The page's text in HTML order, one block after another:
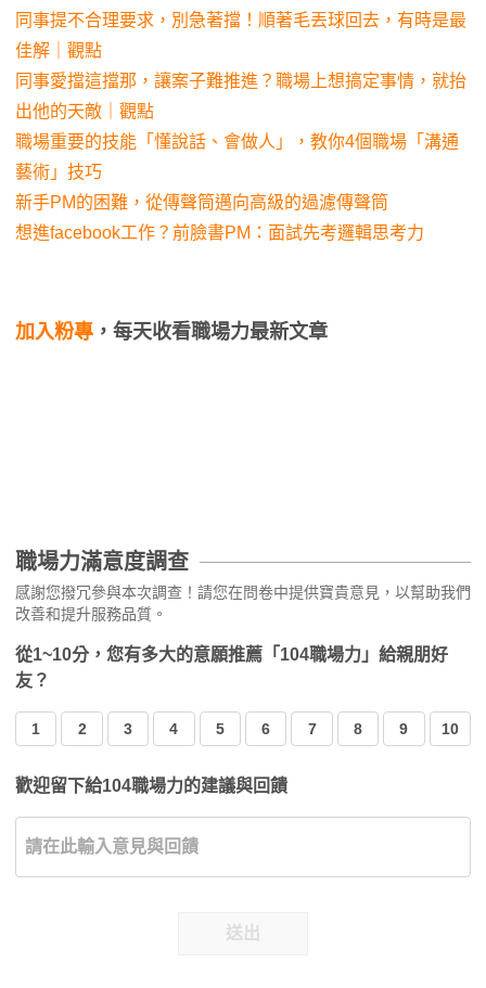
同事提不合理要求，別急著擋！順著毛丟球回去，有時是最
佳解｜觀點
同事愛擋這擋那，讓案子難推進？職場上想搞定事情，就抬
出他的天敵｜觀點
職場重要的技能「懂說話、會做人」，教你4個職場「溝通
藝術」技巧
新手PM的困難，從傳聲筒邁向高級的過濾傳聲筒
想進facebook工作？前臉書PM：面試先考邏輯思考力
加入粉專 ，每天收看職場力最新文章
職場力滿意度調查
感謝您撥冗參與本次調查！請您在問卷中提供寶貴意見，以幫助我們
改善和提升服務品質。
從1~10分，您有多大的意願推薦「104職場力」給親朋好
友？
1 2 3 4 5 6 7 8 9 10
歡迎留下給104職場力的建議與回饋
送出